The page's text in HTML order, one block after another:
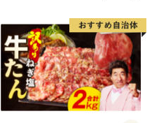
品 備蓄 送料無料 北海道 倶知
安町 日用品